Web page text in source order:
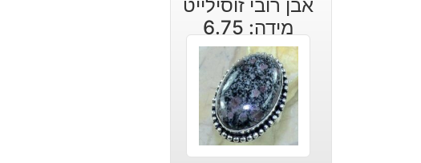
אבן רובי זוסילייט
מידה: 6.75